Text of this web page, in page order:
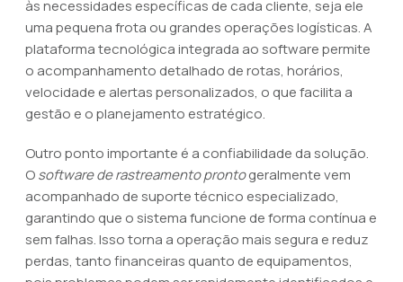
às necessidades específicas de cada cliente, seja ele
uma pequena frota ou grandes operações logísticas. A
plataforma tecnológica integrada ao software permite
o acompanhamento detalhado de rotas, horários,
velocidade e alertas personalizados, o que facilita a
gestão e o planejamento estratégico.
Outro ponto importante é a confiabilidade da solução.
Osoftware de rastreamento prontogeralmente vem
acompanhado de suporte técnico especializado,
garantindo que o sistema funcione de forma contínua e
sem falhas. Isso torna a operação mais segura e reduz
perdas, tanto financeiras quanto de equipamentos,